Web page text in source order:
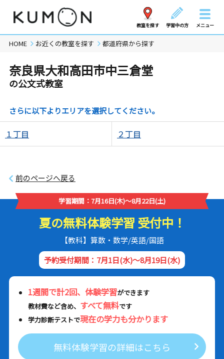
教室を探す 学習中の方 メニュー
HOME お近くの教室を探す 都道府県から探す
奈良県大和高田市中三倉堂
の公文式教室
さらに以下よりエリアを選択してください。
１丁目 ２丁目
前のページへ戻る
学習期間：7月16日(木)～8月22日(土)
夏の無料体験学習 受付中！
【教科】算数・数学/英語/国語
予約受付期間：7月1日(水)～8月19日(水)
1週間で計2回、体験学習ができます
教材費など含め、 すべて無料です
学力診断テストで現在の学力も分かります
無料体験学習の詳細はこちら